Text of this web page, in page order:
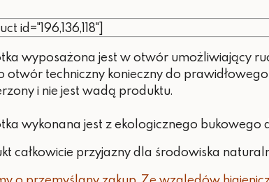
id="196,136,118"]
wyposażona jest w otwór umożliwiający
otwór techniczny konieczny do
i nie jest wadą produktu.
wykonana jest z ekologicznego
całkowicie przyjazny dla środowiska